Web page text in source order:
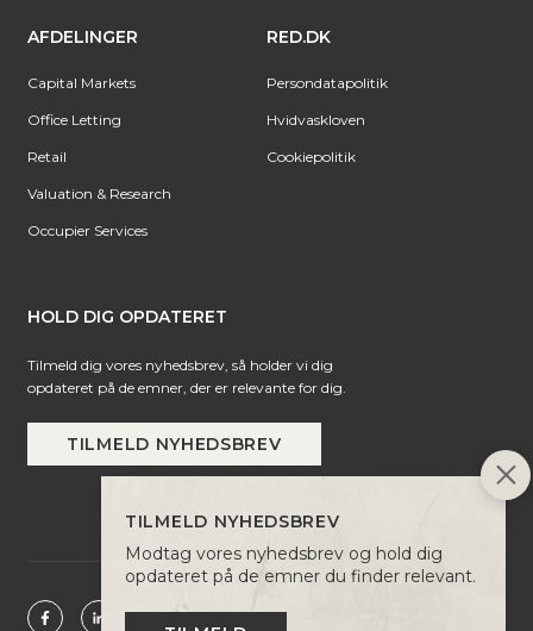
AFDELINGER
Capital Markets
Office Letting
Retail
Valuation & Research
Occupier Services
RED.DK
Persondatapolitik
Hvidvaskloven
Cookiepolitik
HOLD DIG OPDATERET
Tilmeld dig vores nyhedsbrev, så holder vi dig
opdateret på de emner, der er relevante for dig.
TILMELD NYHEDSBREV
TILMELD NYHEDSBREV
Modtag vores nyhedsbrev og hold dig
opdateret på de emner du finder relevant.